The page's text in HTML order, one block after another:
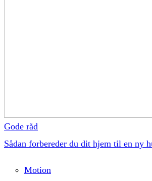
Gode råd
Sådan forbereder du dit hjem til en ny
Motion